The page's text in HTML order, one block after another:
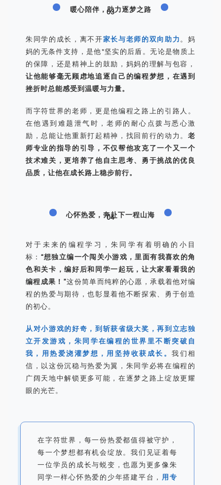
03
暖心陪伴，助力逐梦之路
朱同学的成长，离不开家长与老师的双向助力。妈
妈的无条件支持，是他*坚实的后盾。无论是物质上
的保障，还是精神上的鼓励，妈妈的理解与包容，
让他能够毫无顾虑地追逐自己的编程梦想，在遇到
挫折时总能感受到温暖与力量。
而字符世界的老师，更是他编程之路上的引路人。
在他遇到难题泄气时，老师的耐心点拨与悉心激
励，总能让他重新打起精神，找回前行的动力。 老
师专业的指导的引导，不仅帮他攻克了一个又一个
技术难关，更培养了他自主思考、勇于挑战的优良
品质，让他在成长路上稳步前行。
04
心怀热爱，奔赴下一程山海
对于未来的编程学习，朱同学有着明确的小目
标： “想独立编一个闯关小游戏，里面有我喜欢的角
色和关卡，编好后和同学一起玩，让大家看看我的
编程成果！”这份简单而纯粹的心愿，承载着他对编
程的热爱与期待，也彰显着他不断探索、勇于创造
的初心。
从对小游戏的好奇，到斩获省级大奖，再到立志独
立开发游戏，朱同学在编程的世界里不断突破自
我，用热爱浇灌梦想，用坚持收获成长。我们相
信，以这份沉稳与热爱为翼，朱同学必将在编程的
广阔天地中解锁更多可能，在逐梦之路上绽放更耀
眼的光芒。
在字符世界，每一份热爱都值得被守护，
每一个梦想都有机会绽放。我们见证着每
一位学员的成长与蜕变，也愿为更多像朱
同学一样心怀热爱的少年搭建平台， 用专